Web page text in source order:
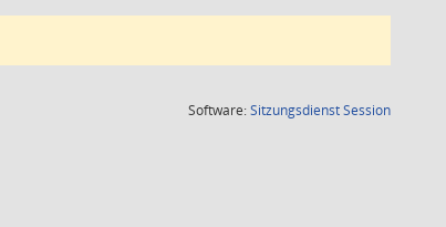
Software:SitzungsdienstSession(Wird in